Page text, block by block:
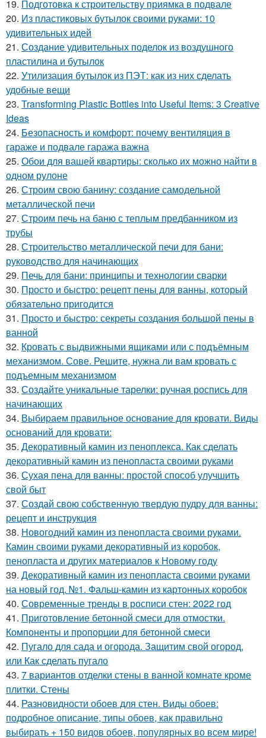
19. Подготовка к строительству приямка в подвале
20. Из пластиковых бутылок своими руками: 10
удивительных идей
21. Создание удивительных поделок из воздушного
пластилина и бутылок
22. Утилизация бутылок из ПЭТ: как из них сделать
удобные вещи
23. Transforming Plastic Bottles into Useful Items: 3 Creative
Ideas
24. Безопасность и комфорт: почему вентиляция в
гараже и подвале гаража важна
25. Обои для вашей квартиры: сколько их можно найти в
одном рулоне
26. Строим свою банину: создание самодельной
металлической печи
27. Строим печь на баню с теплым предбанником из
трубы
28. Строительство металлической печи для бани:
руководство для начинающих
29. Печь для бани: принципы и технологии сварки
30. Просто и быстро: рецепт пены для ванны, который
обязательно пригодится
31. Просто и быстро: секреты создания большой пены в
ванной
32. Кровать с выдвижными ящиками или с подъёмным
механизмом. Сове. Решите, нужна ли вам кровать с
подъемным механизмом
33. Создайте уникальные тарелки: ручная роспись для
начинающих
34. Выбираем правильное основание для кровати. Виды
оснований для кровати:
35. Декоративный камин из пеноплекса. Как сделать
декоративный камин из пенопласта своими руками
36. Сухая пена для ванны: простой способ улучшить
свой быт
37. Создай свою собственную твердую пудру для ванны:
рецепт и инструкция
38. Новогодний камин из пенопласта своими руками.
Камин своими руками декоративный из коробок,
пенопласта и других материалов к Новому году
39. Декоративный камин из пенопласта своими руками
на новый год. №1. Фальш-камин из картонных коробок
40. Современные тренды в росписи стен: 2022 год
41. Приготовление бетонной смеси для отмостки.
Компоненты и пропорции для бетонной смеси
42. Пугало для сада и огорода. Защитим свой огород,
или Как сделать пугало
43. 7 вариантов отделки стены в ванной комнате кроме
плитки. Стены
44. Разновидности обоев для стен. Виды обоев:
подробное описание, типы обоев, как правильно
выбирать + 150 видов обоев, популярных во всем мире!